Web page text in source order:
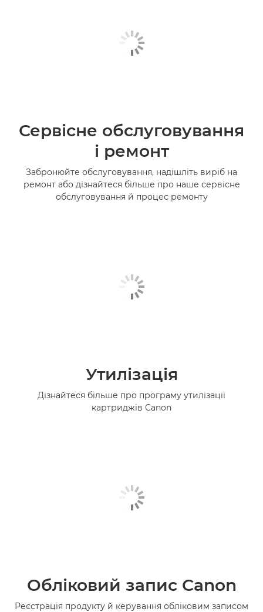
Сервісне обслуговування
і ремонт
Забронюйте обслуговування, надішліть виріб на
ремонт або дізнайтеся більше про наше сервісне
обслуговування й процес ремонту
Утилізація
Дізнайтеся більше про програму утилізації
картриджів Canon
Обліковий запис Canon
Реєстрація продукту й керування обліковим записом